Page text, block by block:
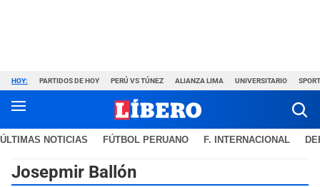
HOY: PARTIDOS DE HOY PERÚ VS TÚNEZ ALIANZA LIMA UNIVERSITARIO
ÚLTIMAS NOTICIAS FÚTBOL PERUANO F. INTERNACIONAL
Josepmir Ballón